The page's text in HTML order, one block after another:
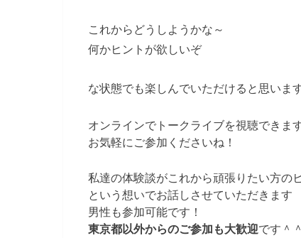
これからどうしようかな～
何かヒントが欲しいぞ
な状態でも楽しんでいただけると思いま
オンラインでトークライブを視聴できま
お気軽にご参加くださいね！
私達の体験談がこれから頑張りたい方の
という想いでお話しさせていただきます
男性も参加可能です！
東京都以外からのご参加も大歓迎です＾＾